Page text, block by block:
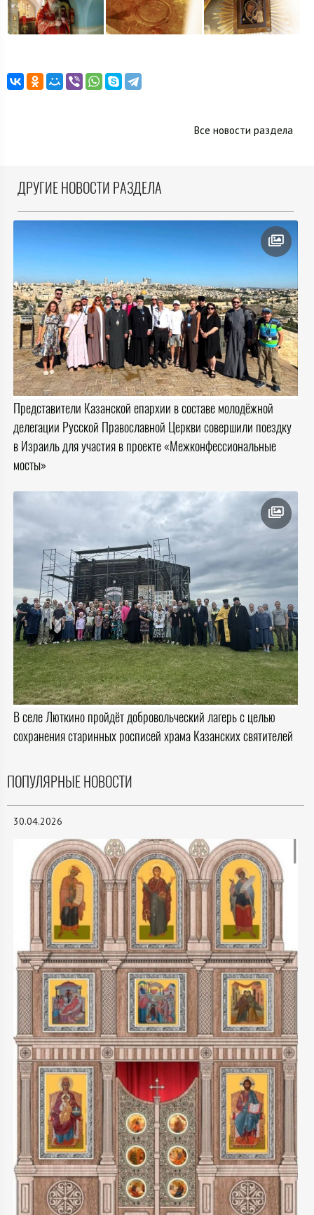
Все новости раздела
ДРУГИЕ НОВОСТИ РАЗДЕЛА
Представители Казанской епархии в составе молодёжной
делегации Русской Православной Церкви совершили поездку
в Израиль для участия в проекте «Межконфессиональные
мосты»
В селе Люткино пройдёт добровольческий лагерь с целью
сохранения старинных росписей храма Казанских святителей
ПОПУЛЯРНЫЕ НОВОСТИ
30.04.2026